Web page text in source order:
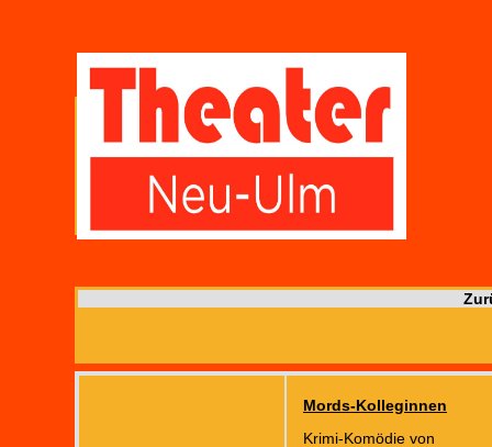
Mords-Kolleginnen
Krimi-Komödie von